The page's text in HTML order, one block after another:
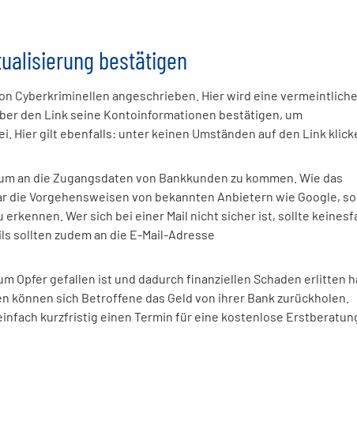
bestätigen
Cyberkriminellen angeschrieben. Hier wird eine vermeintliche
den Link seine Kontoinformationen bestätigen, um
Hier gilt ebenfalls: unter keinen Umständen auf den Link
an die Zugangsdaten von Bankkunden zu kommen. Wie das
Vorgehensweisen von bekannten Anbietern wie Google,
Wer sich bei einer Mail nicht sicher ist, sollte
sollten zudem an die E-Mail-Adresse
Opfer gefallen ist und dadurch finanziellen Schaden erlitten
können sich Betroffene das Geld von ihrer Bank zurückholen.
kurzfristig einen Termin für eine kostenlose